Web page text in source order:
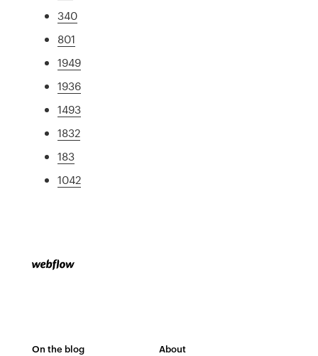
340
801
1949
1936
1493
1832
183
1042
On the blog About